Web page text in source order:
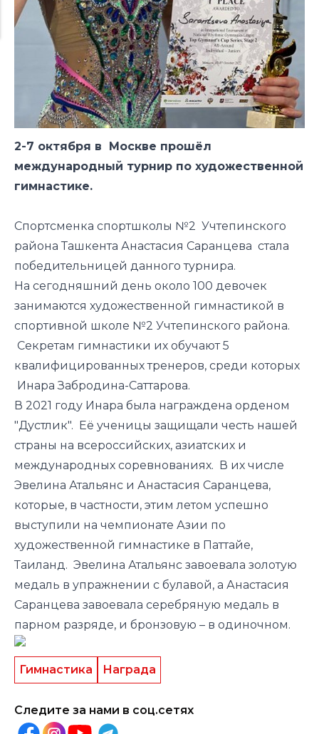
2-7 октября в Москве прошёл
международный турнир по художественной
гимнастике.
Спортсменка спортшколы №2 Учтепинского
района Ташкента Анастасия Саранцева стала
победительницей данного турнира.
На сегодняшний день около 100 девочек
занимаются художественной гимнастикой в
спортивной школе №2 Учтепинского района.
Секретам гимнастики их обучают 5
квалифицированных тренеров, среди которых
Инара Забродина-Саттарова.
В 2021 году Инара была награждена орденом
"Дустлик". Её ученицы защищали честь нашей
страны на всероссийских, азиатских и
международных соревнованиях. В их числе
Эвелина Атальянс и Анастасия Саранцева,
которые, в частности, этим летом успешно
выступили на чемпионате Азии по
художественной гимнастике в Паттайе,
Таиланд. Эвелина Атальянс завоевала золотую
медаль в упражнении с булавой, а Анастасия
Саранцева завоевала серебряную медаль в
парном разряде, и бронзовую – в одиночном.
Гимнастика Награда
Следите за нами в соц.сетях